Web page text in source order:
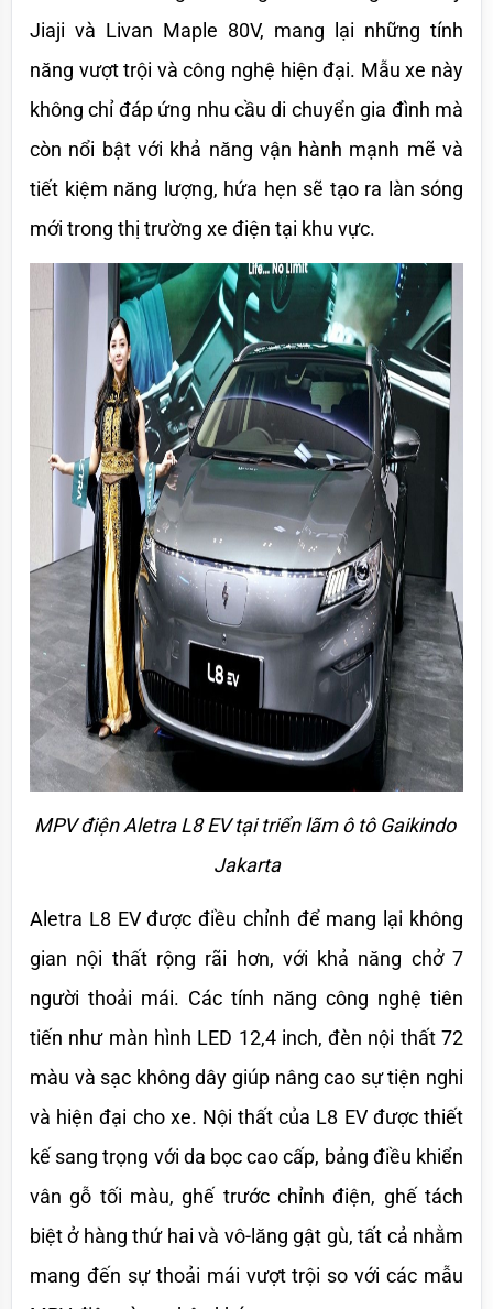
Jiaji và Livan Maple 80V, mang lại những tính
năng vượt trội và công nghệ hiện đại. Mẫu xe này
không chỉ đáp ứng nhu cầu di chuyển gia đình mà
còn nổi bật với khả năng vận hành mạnh mẽ và
tiết kiệm năng lượng, hứa hẹn sẽ tạo ra làn sóng
mới trong thị trường xe điện tại khu vực.
MPV điện Aletra L8 EV tại triển lãm ô tô Gaikindo
Jakarta
Aletra L8 EV được điều chỉnh để mang lại không
gian nội thất rộng rãi hơn, với khả năng chở 7
người thoải mái. Các tính năng công nghệ tiên
tiến như màn hình LED 12,4 inch, đèn nội thất 72
màu và sạc không dây giúp nâng cao sự tiện nghi
và hiện đại cho xe. Nội thất của L8 EV được thiết
kế sang trọng với da bọc cao cấp, bảng điều khiển
vân gỗ tối màu, ghế trước chỉnh điện, ghế tách
biệt ở hàng thứ hai và vô-lăng gật gù, tất cả nhằm
mang đến sự thoải mái vượt trội so với các mẫu